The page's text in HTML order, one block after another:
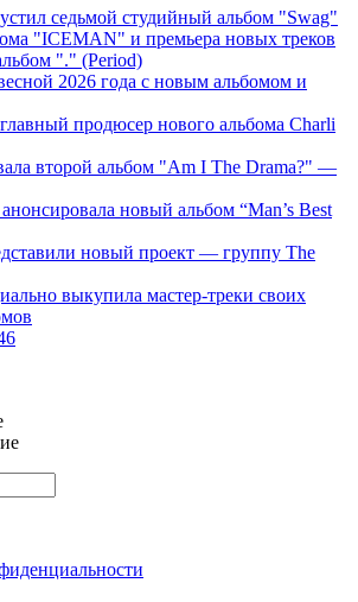
седьмой студийный альбом "Swag"
"ICEMAN" и премьера новых треков
"." (Period)
2026 года с новым альбомом и
продюсер нового альбома Charli
второй альбом "Am I The Drama?" —
новый альбом “Man’s Best
новый проект — группу The
выкупила мастер-треки своих